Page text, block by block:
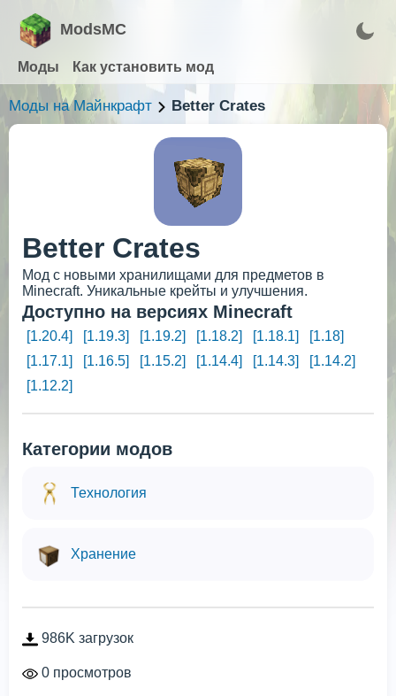
ModsMC
Моды Как установить мод
Моды на Майнкрафт Better Crates
Better Crates
Мод с новыми хранилищами для предметов в
Minecraft. Уникальные крейты и улучшения.
Доступно на версиях Minecraft
[1.20.4] [1.19.3] [1.19.2] [1.18.2] [1.18.1]
[1.18]
[1.17.1]
[1.16.5] [1.15.2] [1.14.4] [1.14.3]
[1.14.2]
[1.12.2]
Категории модов
Технология
Хранение
986K загрузок
0 просмотров